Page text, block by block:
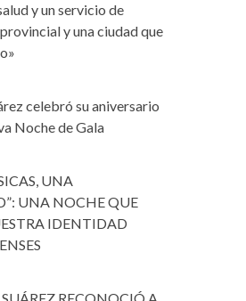
y un servicio de
y una ciudad que
celebró su aniversario
Noche de Gala
UNA
UNA NOCHE QUE
IDENTIDAD